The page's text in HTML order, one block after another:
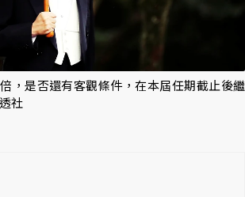
，是否還有客觀條件，在本屆任期截止後繼
社